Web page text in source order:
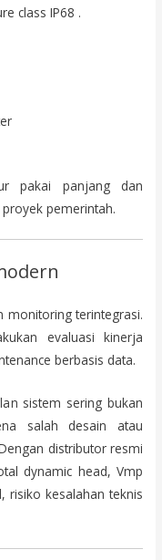
class IP68 .
pakai panjang dan
pemerintah.
monitoring terintegrasi.
evaluasi kinerja
berbasis data.
sistem sering bukan
salah desain atau
distributor resmi
dynamic head, Vmp
risiko kesalahan teknis